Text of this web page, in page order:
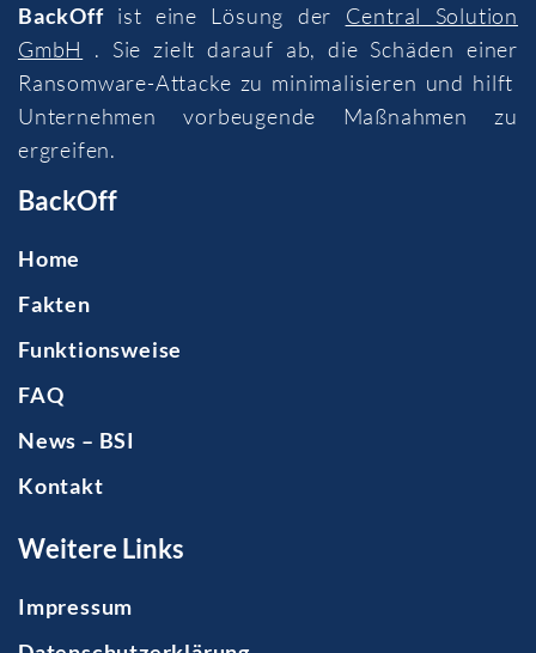
BackOffist eine Lösung der Central Solution
GmbH
. Sie zielt darauf ab, die Schäden einer
Ransomware-Attacke zu minimalisieren und hilft
Unternehmen vorbeugende Maßnahmen zu
ergreifen.
BackOff
Home
Fakten
Funktionsweise
FAQ
News – BSI
Kontakt
Weitere Links
Impressum